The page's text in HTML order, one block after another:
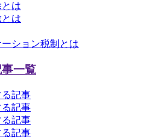
は
は
ション税制とは
一覧
記事
記事
記事
記事